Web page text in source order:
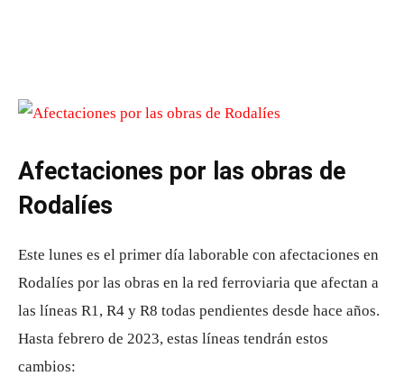
Afectaciones por las obras de
Rodalíes
Este lunes es el primer día laborable con afectaciones en
Rodalíes por las obras en la red ferroviaria que afectan a
las líneas R1, R4 y R8 todas pendientes desde hace años.
Hasta febrero de 2023, estas líneas tendrán estos
cambios: